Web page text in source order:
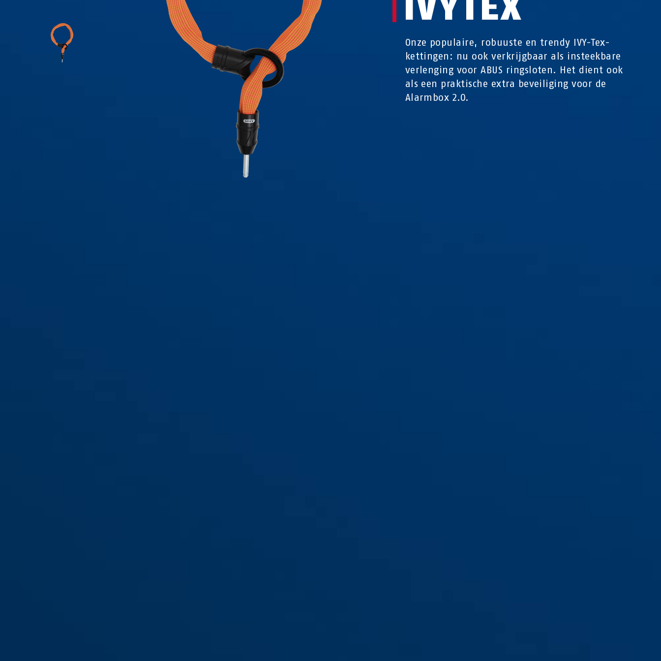
Onze populaire, robuuste en trendy IVY-Tex-
kettingen: nu ook verkrijgbaar als insteekbare
verlenging voor ABUS ringsloten. Het dient ook
als een praktische extra beveiliging voor de
Alarmbox 2.0.